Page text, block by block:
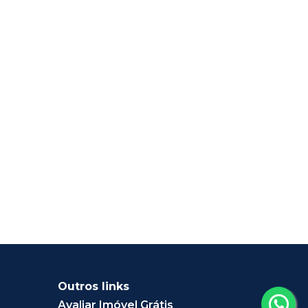
Outros links
Avaliar Imóvel Grátis